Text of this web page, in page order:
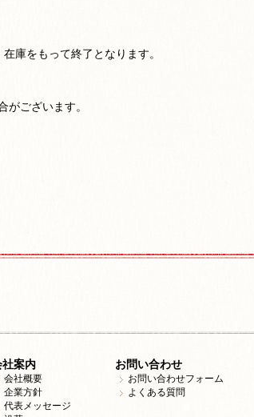
庫をもって終了となります。
がございます。
社案内
会社概要
企業方針
代表メッセージ
お問い合わせ
お問い合わせフォーム
よくある質問